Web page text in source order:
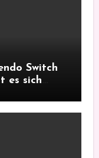
Switch
es sich